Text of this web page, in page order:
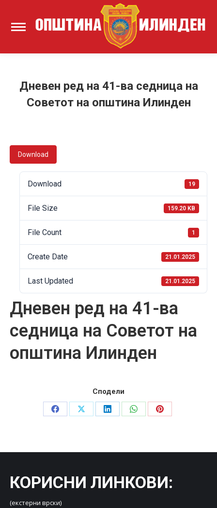
Дневен ред на 41-ва седница на
Советот на општина Илинден
Download
Download 19
File Size 159.20 KB
File Count 1
Create Date 21.01.2025
Last Updated 21.01.2025
Дневен ред на 41-ва
седница на Советот на
општина Илинден
Сподели
Share
Share
Share
Share
Share
КОРИСНИ ЛИНКОВИ:
(екстерни врски)